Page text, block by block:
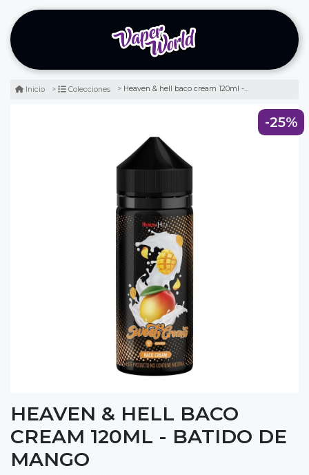
Inicio Colecciones Heaven & hell baco cream 120ml - batido de mango
-25%
HEAVEN & HELL BACO
CREAM 120ML - BATIDO DE
MANGO